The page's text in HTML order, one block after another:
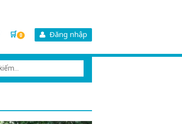
Đăng nhập
🛒 0